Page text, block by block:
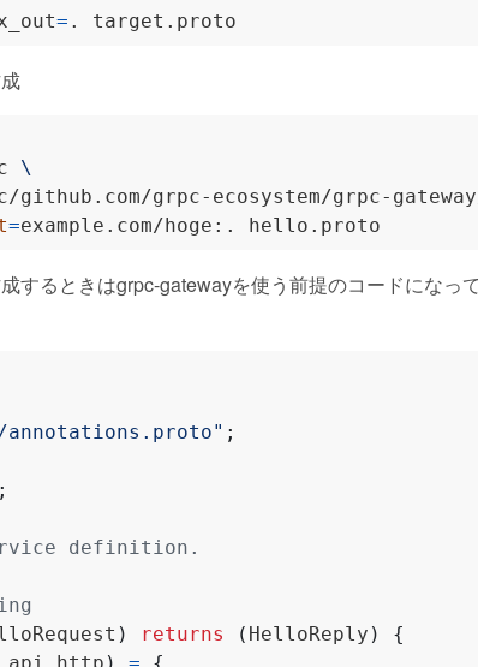
=
github.com/grpc-ecosystem/grpc-
=
するときはgrpc-gatewayを使う前提のコードになっ
;
;
) returns ( HelloReply )
{